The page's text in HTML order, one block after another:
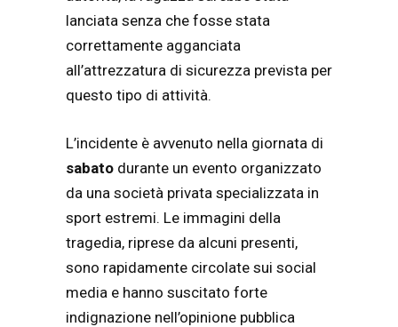
lanciata senza che fosse stata
correttamente agganciata
all’attrezzatura di sicurezza prevista per
questo tipo di attività.
L’incidente è avvenuto nella giornata di
sabato durante un evento organizzato
da una società privata specializzata in
sport estremi. Le immagini della
tragedia, riprese da alcuni presenti,
sono rapidamente circolate sui social
media e hanno suscitato forte
indignazione nell’opinione pubblica